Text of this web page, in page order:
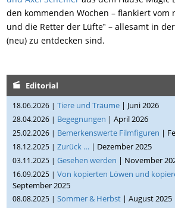
den kommenden Wochen – flankiert vom
und die Retter der Lüfte‟ – allesamt in
(neu) zu entdecken sind.
Editorial
18.06.2026 |Tiere und Träume | Juni 2026
28.04.2026 | Begegnungen | April 2026
25.02.2026 | Bemerkenswerte Filmfiguren |
18.12.2025 |Zurück … | Dezember 2025
03.11.2025 |Gesehen werden | November
16.09.2025 |Von kopierten Löwen und
September 2025
08.08.2025 |Sommer & Herbst | August 2025